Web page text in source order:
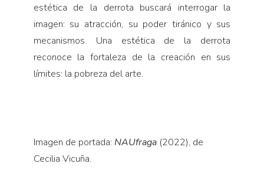
estética de la derrota buscará interrogar la
imagen: su atracción, su poder tiránico y sus
mecanismos. Una estética de la derrota
reconoce la fortaleza de la creación en sus
límites: la pobreza del arte.
Imagen de portada: NAUfraga (2022), de
Cecilia Vicuña.